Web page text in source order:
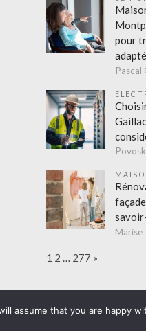
pour
Pascal
Marise
Page:
1 2 … 277 Next
»
Achats Amusement
assume that you are happy